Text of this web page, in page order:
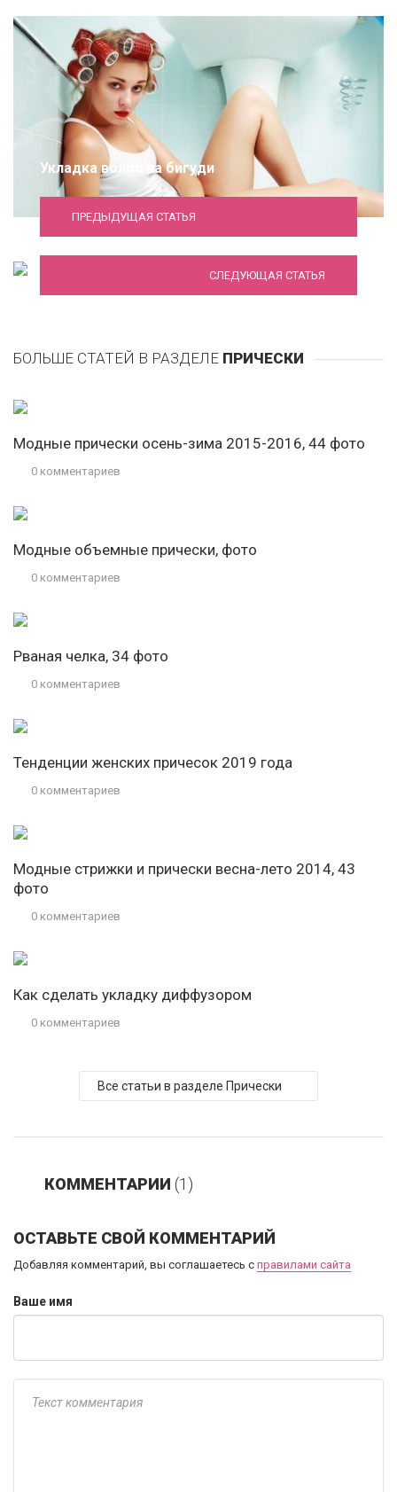
Укладка волос на бигуди
ПРЕДЫДУЩАЯ СТАТЬЯ
Тенденции женских причесок 2019 года
СЛЕДУЮЩАЯ СТАТЬЯ
БОЛЬШЕ СТАТЕЙ В РАЗДЕЛЕ ПРИЧЕСКИ
Модные прически осень-зима 2015-2016, 44 фото
0 комментариев
Модные объемные прически, фото
0 комментариев
Рваная челка, 34 фото
0 комментариев
Тенденции женских причесок 2019 года
0 комментариев
Модные стрижки и прически весна-лето 2014, 43
фото
0 комментариев
Как сделать укладку диффузором
0 комментариев
Все статьи в разделе Прически
КОММЕНТАРИИ (1)
ОСТАВЬТЕ СВОЙ КОММЕНТАРИЙ
Добавляя комментарий, вы соглашаетесь с правилами сайта
Ваше имя